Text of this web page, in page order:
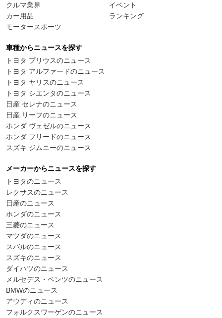
クルマ業界
カー用品
モータースポーツ
イベント
ランキング
車種からニュースを探す
トヨタ プリウスのニュース
トヨタ アルファードのニュース
トヨタ ヤリスのニュース
トヨタ シエンタのニュース
日産 セレナのニュース
日産 リーフのニュース
ホンダ ヴェゼルのニュース
ホンダ フリードのニュース
スズキ ジムニーのニュース
メーカーからニュースを探す
トヨタのニュース
レクサスのニュース
日産のニュース
ホンダのニュース
三菱のニュース
マツダのニュース
スバルのニュース
スズキのニュース
ダイハツのニュース
メルセデス・ベンツのニュース
BMWのニュース
アウディのニュース
フォルクスワーゲンのニュース